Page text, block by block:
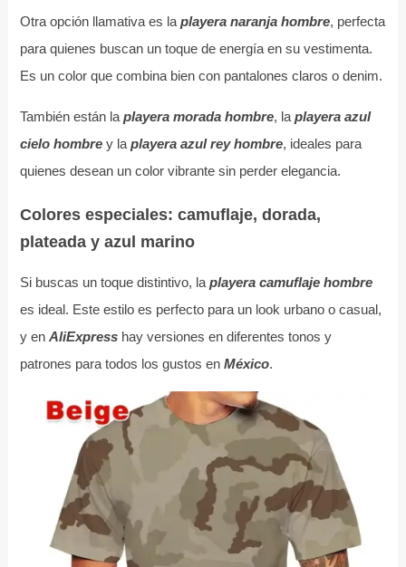
Otra opción llamativa es la playera naranja hombre, perfecta
para quienes buscan un toque de energía en su vestimenta.
Es un color que combina bien con pantalones claros o denim.
También están la playera morada hombre, la playera azul
cielo hombrey la playera azul rey hombre, ideales para
quienes desean un color vibrante sin perder elegancia.
Colores especiales: camuflaje, dorada,
plateada y azul marino
Si buscas un toque distintivo, la playera camuflaje hombre
es ideal. Este estilo es perfecto para un look urbano o casual,
y en AliExpresshay versiones en diferentes tonos y
patrones para todos los gustos en México.